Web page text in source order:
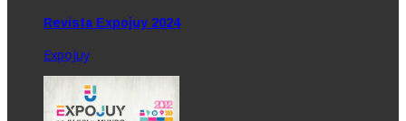
Revista Expojuy 2024
ExpoJuy